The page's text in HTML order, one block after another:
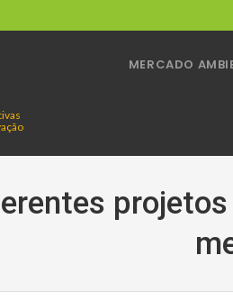
MERCADO